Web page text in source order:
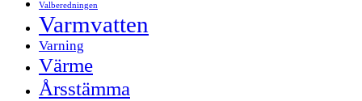
Valberedningen
Varmvatten
Varning
Värme
Årsstämma